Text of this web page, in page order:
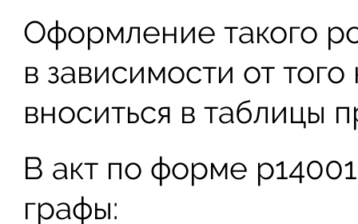
Оформление такого
в зависимости от
вноситься в таблицы
В акт по форме
графы: